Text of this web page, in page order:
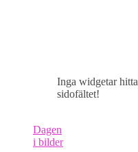
Inga widgetar
sidofältet!
Dagen
i bilder